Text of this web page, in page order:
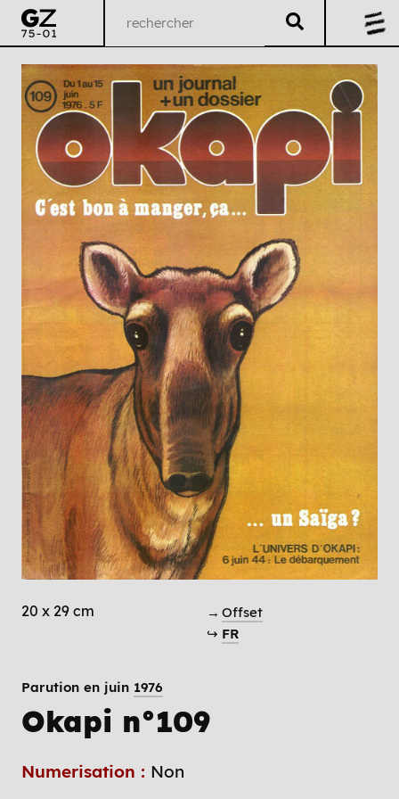
20 x 29 cm → Offset
↪ FR
Parution en juin 1976
Okapi n°109
Numerisation : Non